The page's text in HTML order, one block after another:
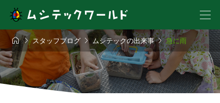
スタッフブログ ムシテックの出来事急に雨